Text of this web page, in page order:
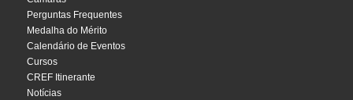
Perguntas Frequentes
Medalha do Mérito
Calendário de Eventos
Cursos
CREF Itinerante
Notícias